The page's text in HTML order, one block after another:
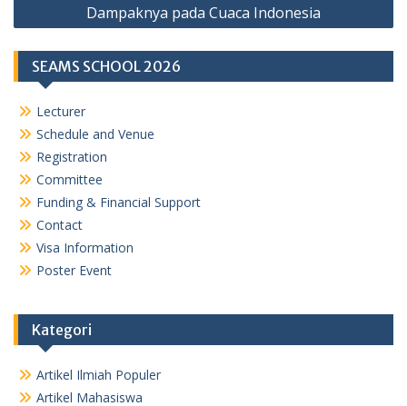
Dampaknya pada Cuaca Indonesia
SEAMS SCHOOL 2026
Lecturer
Schedule and Venue
Registration
Committee
Funding & Financial Support
Contact
Visa Information
Poster Event
Kategori
Artikel Ilmiah Populer
Artikel Mahasiswa